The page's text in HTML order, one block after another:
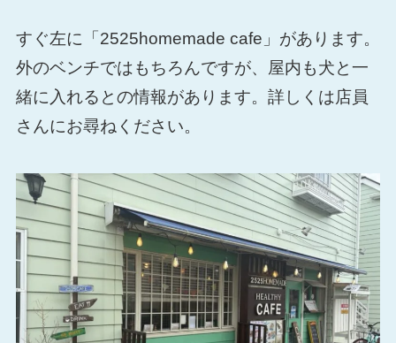
すぐ左に「2525homemade cafe」があります。
外のベンチではもちろんですが、屋内も犬と一
緒に入れるとの情報があります。詳しくは店員
さんにお尋ねください。